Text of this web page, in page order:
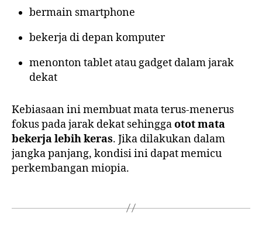
bermain smartphone
bekerja di depan komputer
menonton tablet atau gadget dalam jarak
dekat
Kebiasaan ini membuat mata terus-menerus
fokus pada jarak dekat sehinggaotot mata
bekerja lebih keras. Jika dilakukan dalam
jangka panjang, kondisi ini dapat memicu
perkembangan miopia.